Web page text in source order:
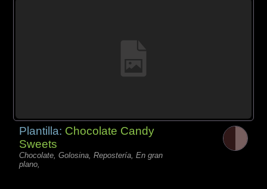
Plantilla: Chocolate Candy
Sweets
Chocolate, Golosina, Repostería, En gran
plano,